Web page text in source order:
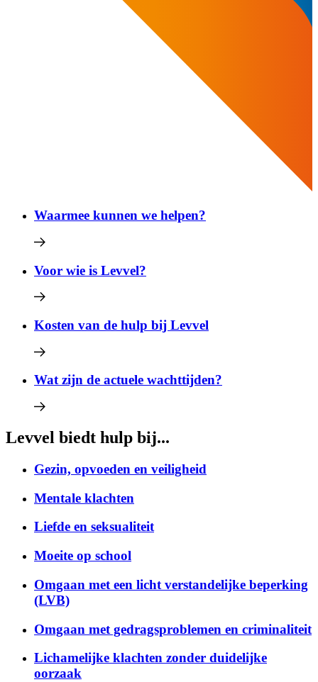
Waarmee kunnen we helpen?
Voor wie is Levvel?
Kosten van de hulp bij Levvel
Wat zijn de actuele wachttijden?
Levvel biedt hulp bij...
Gezin, opvoeden en veiligheid
Mentale klachten
Liefde en seksualiteit
Moeite op school
Omgaan met een licht verstandelijke beperking
(LVB)
Omgaan met gedragsproblemen en criminaliteit
Lichamelijke klachten zonder duidelijke
oorzaak